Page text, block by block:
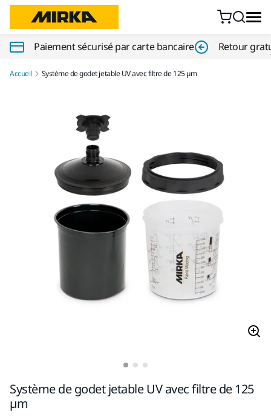
Paiement sécurisé par carte bancaire Retour
Accueil Système de godet jetable UV avec filtre de 125 µm
Système de godet jetable UV avec filtre de 125
µm